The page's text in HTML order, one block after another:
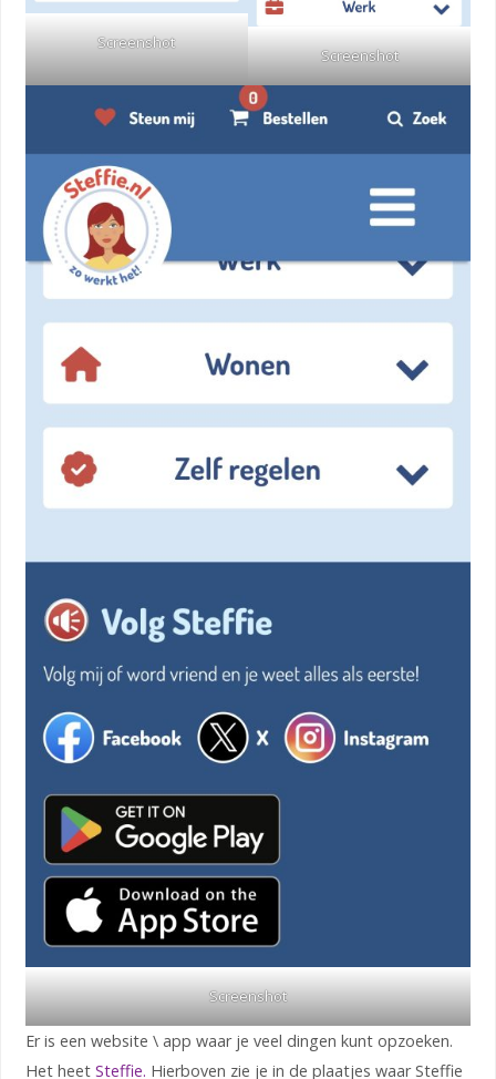
Screenshot
Screenshot
Screenshot
Er is een website \ app waar je veel dingen kunt opzoeken.
Het heet Steffie. Hierboven zie je in de plaatjes waar Steffie